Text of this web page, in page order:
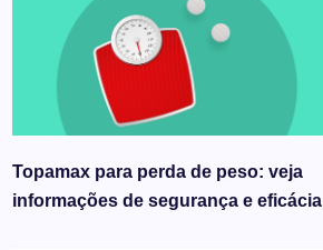
Topamax para perda de peso: veja
informações de segurança e eficácia